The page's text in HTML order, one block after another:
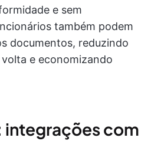
e sem
também podem
documentos, reduzindo
e economizando
integrações com